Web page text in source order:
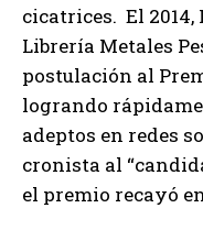
cicatrices. El
Librería Metales
postulación al
logrando
adeptos en redes
cronista al
el premio recayó